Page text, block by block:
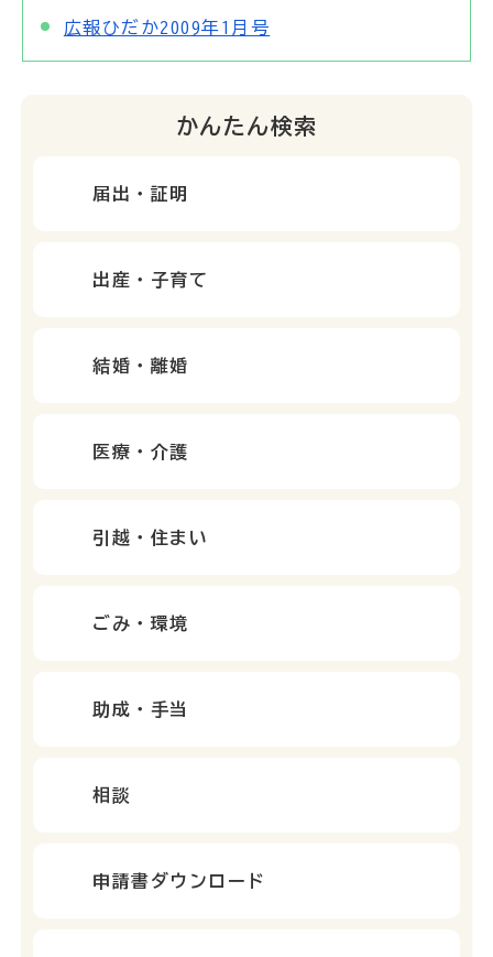
広報ひだか2009年1月号
かんたん検索
届出・証明
出産・子育て
結婚・離婚
医療・介護
引越・住まい
ごみ・環境
助成・手当
相談
申請書ダウンロード